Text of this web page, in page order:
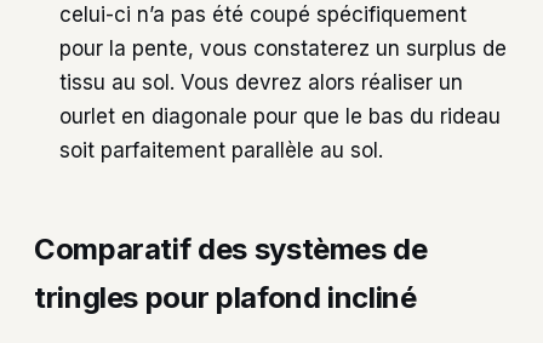
celui-ci n’a pas été coupé spécifiquement
pour la pente, vous constaterez un surplus de
tissu au sol. Vous devrez alors réaliser un
ourlet en diagonale pour que le bas du rideau
soit parfaitement parallèle au sol.
Comparatif des systèmes de
tringles pour plafond incliné